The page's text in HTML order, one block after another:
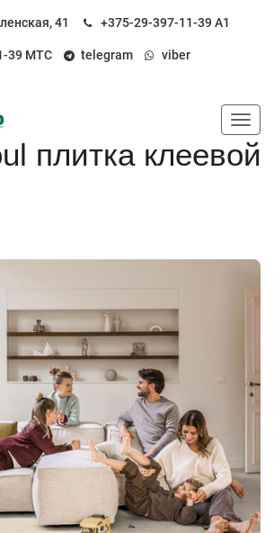
41 +375-29-397-11-39А1
39 МТС telegram viber
плитка клеевой